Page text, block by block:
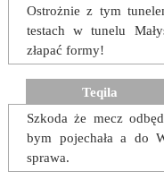
Ostrożnie z tym
testach w tunelu
złapać formy!
Teqila
Szkoda że mecz
bym pojechała a do
sprawa.